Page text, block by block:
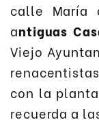
calle María
antiguas
Viejo
con la
recuerda a